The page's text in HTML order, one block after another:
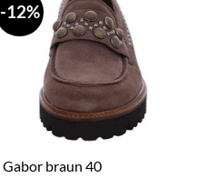
-12%
Gabor braun 40